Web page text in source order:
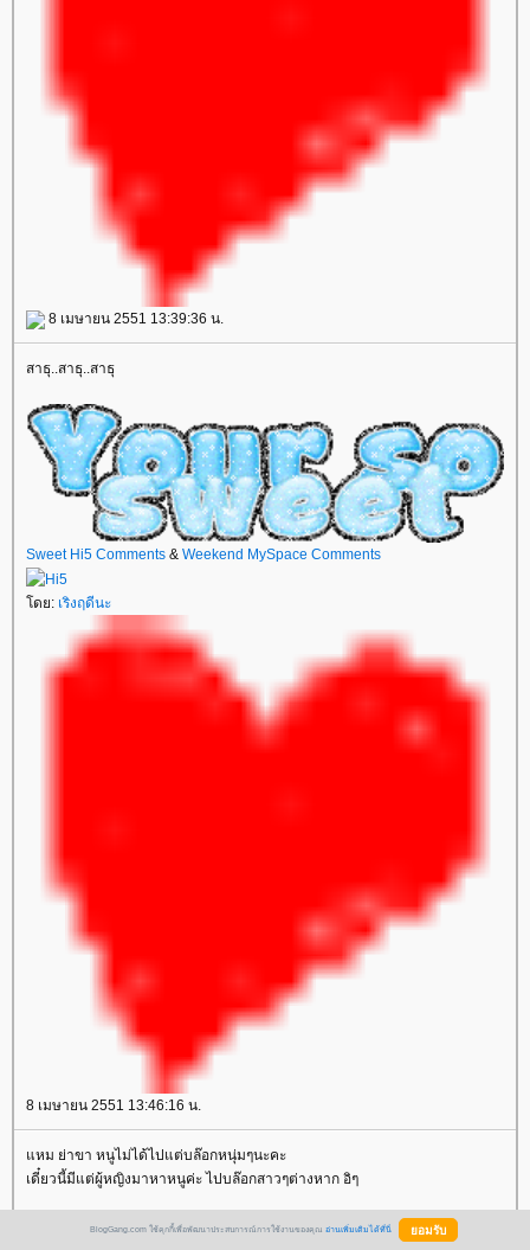
8 เมษายน 2551 13:39:36 น.
สาธุ..สาธุ..สาธุ
Sweet Hi5 Comments & Weekend MySpace Comments
ดย: เริงฤดีนะ
8 เมษายน 2551 13:46:16 น.
หม ย่าขา หนูไม่ได้ไปแต่บล๊อกหนุ่มๆนะคะ
เดี๋ยวนี้มีแต่ผู้หญิงมาหาหนูค่ะ ไปบล๊อกสาวๆต่างหาก อิๆ
่าสบายดีนะคะBlogGang.com ใช้คุกกี้เพื่อพัฒนาประสบการณ์การใช้งานของคุณ อ่านเพิ่มเติมได้ที่นี่